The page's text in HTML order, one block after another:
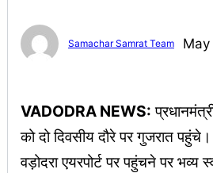
Samachar Samrat Team
VADODRA NEWS:
को दो दिवसीय दौरे पर गुजरात
वड़ोदरा एयरपोर्ट पर पहुंचने पर भव्य